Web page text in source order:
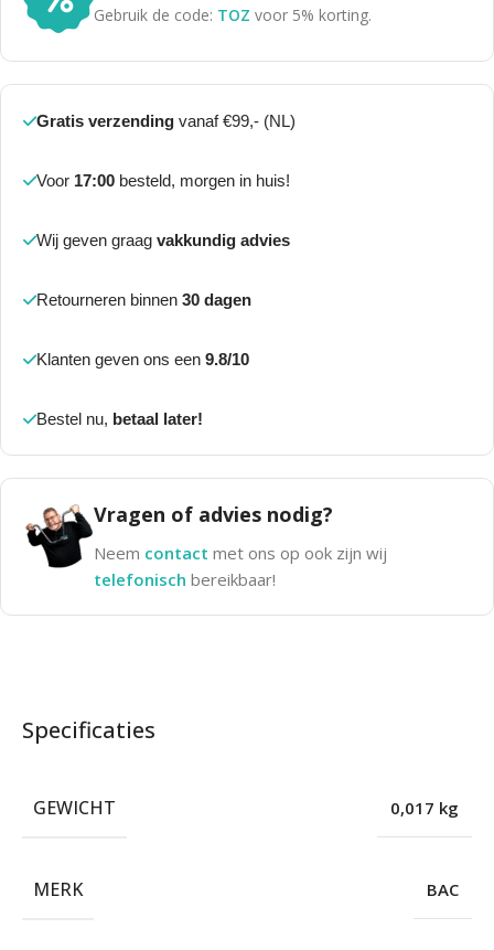
Gebruik de code: TOZ voor 5% korting.
Gratis verzending vanaf €99,- (NL)
Voor 17:00 besteld, morgen in huis!
Wij geven graag vakkundig advies
Retourneren binnen 30 dagen
Klanten geven ons een 9.8/10
Bestel nu, betaal later!
Vragen of advies nodig?
Neem contact met ons op ook zijn wij
telefonisch bereikbaar!
Specificaties
GEWICHT 0,017 kg
MERK BAC